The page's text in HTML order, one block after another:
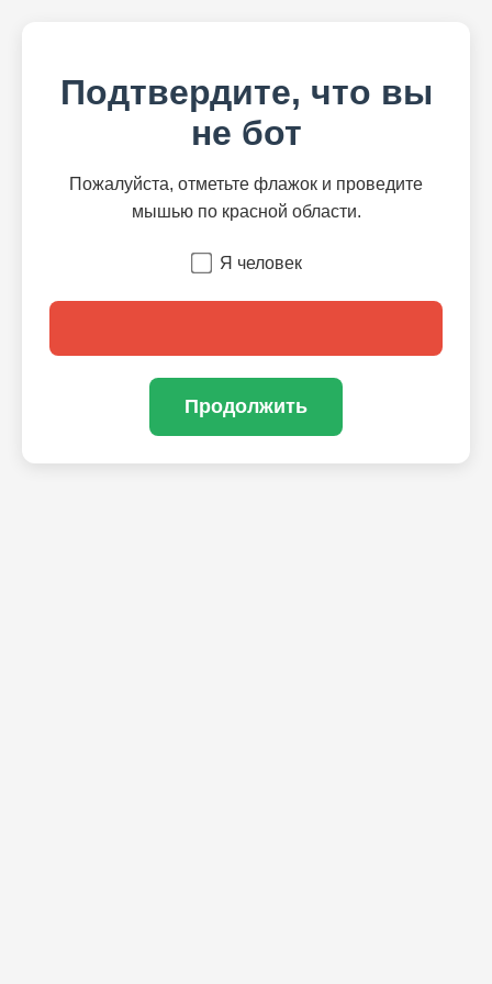
Подтвердите, что вы
не бот
Пожалуйста, отметьте флажок и проведите
мышью по красной области.
Я человек
Продолжить